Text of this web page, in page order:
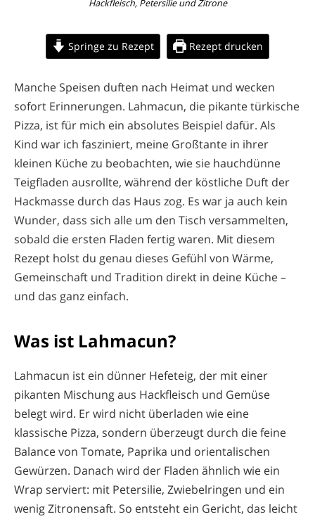
Hackfleisch, Petersilie und Zitrone
Springe zu Rezept Rezept drucken
Manche Speisen duften nach Heimat und wecken
sofort Erinnerungen. Lahmacun, die pikante türkische
Pizza, ist für mich ein absolutes Beispiel dafür. Als
Kind war ich fasziniert, meine Großtante in ihrer
kleinen Küche zu beobachten, wie sie hauchdünne
Teigfladen ausrollte, während der köstliche Duft der
Hackmasse durch das Haus zog. Es war ja auch kein
Wunder, dass sich alle um den Tisch versammelten,
sobald die ersten Fladen fertig waren. Mit diesem
Rezept holst du genau dieses Gefühl von Wärme,
Gemeinschaft und Tradition direkt in deine Küche –
und das ganz einfach.
Was ist Lahmacun?
Lahmacun ist ein dünner Hefeteig, der mit einer
pikanten Mischung aus Hackfleisch und Gemüse
belegt wird. Er wird nicht überladen wie eine
klassische Pizza, sondern überzeugt durch die feine
Balance von Tomate, Paprika und orientalischen
Gewürzen. Danach wird der Fladen ähnlich wie ein
Wrap serviert: mit Petersilie, Zwiebelringen und ein
wenig Zitronensaft. So entsteht ein Gericht, das leicht